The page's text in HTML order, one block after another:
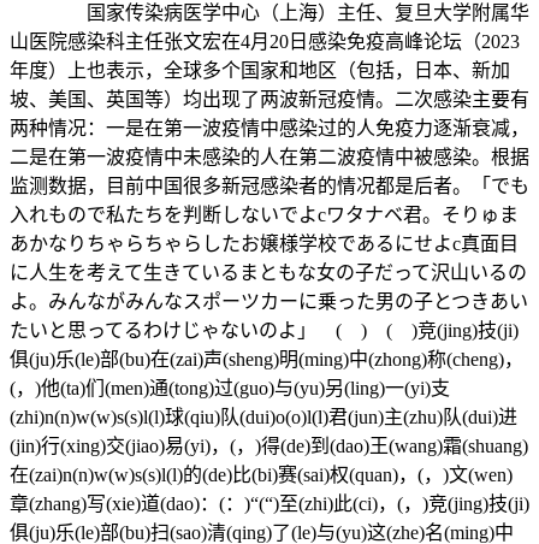
国家传染病医学中心（上海）主任、复旦大学附属华
山医院感染科主任张文宏在4月20日感染免疫高峰论坛（2023
年度）上也表示，全球多个国家和地区（包括，日本、新加
坡、美国、英国等）均出现了两波新冠疫情。二次感染主要有
两种情况：一是在第一波疫情中感染过的人免疫力逐渐衰减，
二是在第一波疫情中未感染的人在第二波疫情中被感染。根据
监测数据，目前中国很多新冠感染者的情况都是后者。「でも
入れもので私たちを判断しないでよcワタナベ君。そりゅま
あかなりちゃらちゃらしたお嬢様学校であるにせよc真面目
に人生を考えて生きているまともな女の子だって沢山いるの
よ。みんながみんなスポーツカーに乗った男の子とつきあい
たいと思ってるわけじゃないのよ」 ( ) ( )竞(jing)技(ji)
俱(ju)乐(le)部(bu)在(zai)声(sheng)明(ming)中(zhong)称(cheng)，
(，)他(ta)们(men)通(tong)过(guo)与(yu)另(ling)一(yi)支
(zhi)n(n)w(w)s(s)l(l)球(qiu)队(dui)o(o)l(l)君(jun)主(zhu)队(dui)进
(jin)行(xing)交(jiao)易(yi)，(，)得(de)到(dao)王(wang)霜(shuang)
在(zai)n(n)w(w)s(s)l(l)的(de)比(bi)赛(sai)权(quan)，(，)文(wen)
章(zhang)写(xie)道(dao)：(：)“(“)至(zhi)此(ci)，(，)竞(jing)技(ji)
俱(ju)乐(le)部(bu)扫(sao)清(qing)了(le)与(yu)这(zhe)名(ming)中